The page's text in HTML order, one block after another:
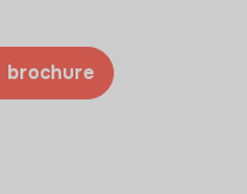
brochure